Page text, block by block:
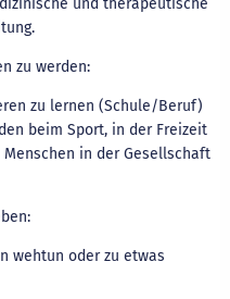
und therapeutische
zu werden:
zu lernen (Schule/Beruf)
beim Sport, in der Freizeit
in der Gesellschaft
wehtun oder zu etwas